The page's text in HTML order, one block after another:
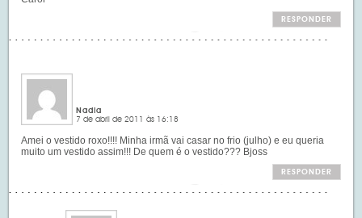
RESPONDER
Nadia
7 de abril de 2011 às 16:18
Amei o vestido roxo!!!! Minha irmã vai casar no frio (julho) e eu queria
muito um vestido assim!!! De quem é o vestido??? Bjoss
RESPONDER